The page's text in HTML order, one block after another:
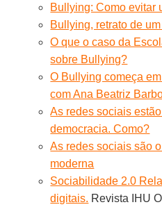
Bullying: Como evitar
Bullying, retrato de
O que o caso da
sobre Bullying?
O Bullying começa
com Ana Beatriz
As redes sociais
democracia. Como?
As redes sociais são
moderna
Sociabilidade 2.0
digitais. Revista IHU